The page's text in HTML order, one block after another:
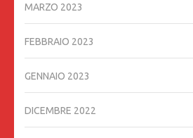
MARZO 2023
FEBBRAIO 2023
GENNAIO 2023
DICEMBRE 2022